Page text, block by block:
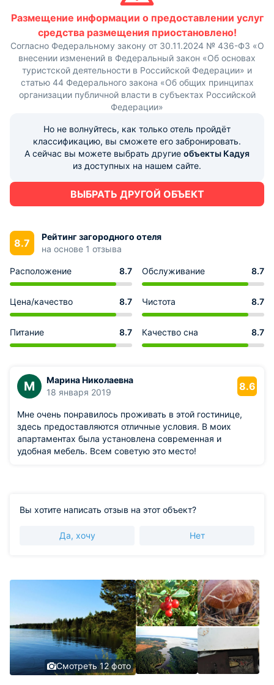
Размещение информации о предоставлении услуг
средства размещения приостановлено!
Согласно Федеральному закону от 30.11.2024 № 436-ФЗ «О
внесении изменений в Федеральный закон «Об основах
туристской деятельности в Российской Федерации» и
статью 44 Федерального закона «Об общих принципах
организации публичной власти в субъектах Российской
Федерации»
Но не волнуйтесь, как только отель пройдёт
классификацию, вы сможете его забронировать.
А сейчас вы можете выбрать другие объекты Кадуя
из доступных на нашем сайте.
ВЫБРАТЬ ДРУГОЙ ОБЪЕКТ
8.7
Рейтинг загородного отеля
на основе 1 отзыва
Расположение 8.7 Обслуживание 8.7
Цена/качество 8.7 Чистота 8.7
Питание 8.7 Качество сна 8.7
М
Марина Николаевна
18 января 2019
8.6
Мне очень понравилось проживать в этой гостинице,
здесь предоставляются отличные условия. В моих
апартаментах была установлена современная и
удобная мебель. Всем советую это место!
Вы хотите написать отзыв на этот объект?
Да, хочу Нет
Смотреть 12 фото